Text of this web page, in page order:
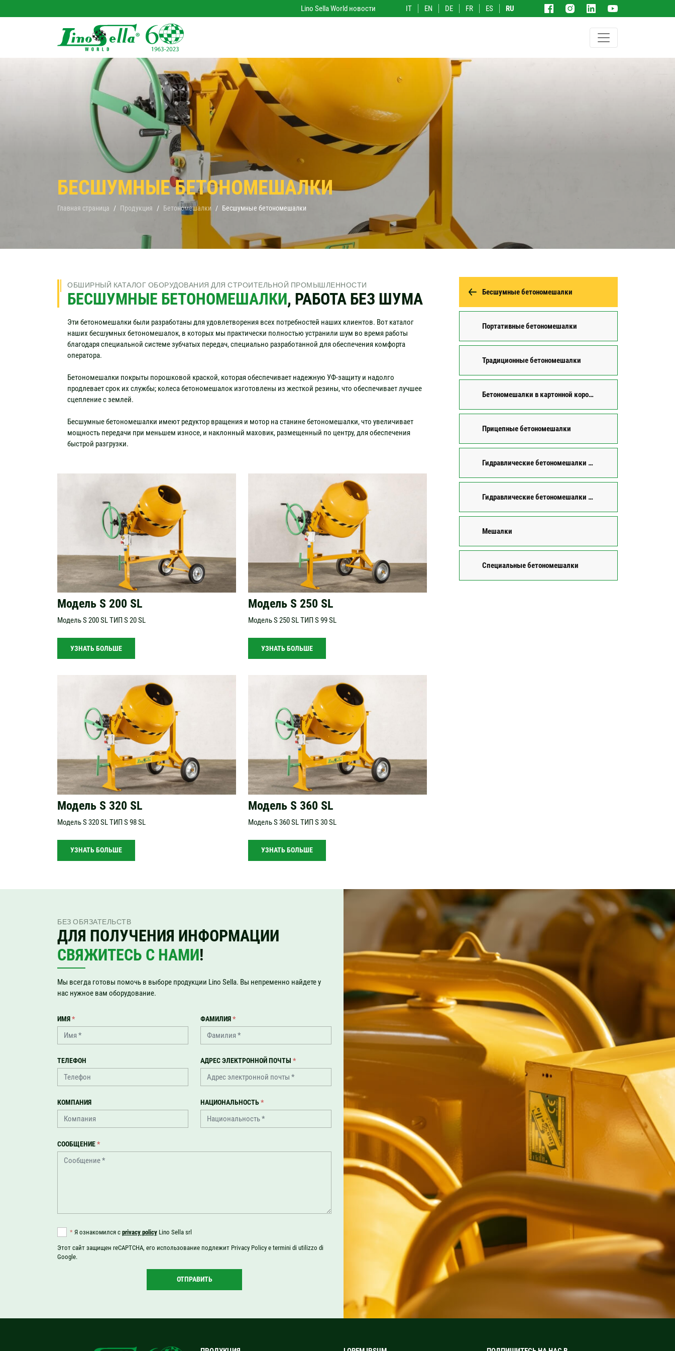
Lino Sella World новости IT EN DE FR ES RU
БЕСШУМНЫЕ БЕТОНОМЕШАЛКИ
Главная страница Продукция Бетономешалки Бесшумные бетономешалки
ОБШИРНЫЙ КАТАЛОГ ОБОРУДОВАНИЯ ДЛЯ СТРОИТЕЛЬНОЙ ПРОМЫШЛЕННОСТИ
БЕСШУМНЫЕ БЕТОНОМЕШАЛКИ, РАБОТА БЕЗ ШУМА
Эти бетономешалки были разработаны для удовлетворения всех потребностей наших клиентов. Вот каталог
наших бесшумных бетономешалок, в которых мы практически полностью устранили шум во время работы
благодаря специальной системе зубчатых передач, специально разработанной для обеспечения комфорта
оператора.
Бетономешалки покрыты порошковой краской, которая обеспечивает надежную УФ-защиту и надолго
продлевает срок их службы; колеса бетономешалок изготовлены из жесткой резины, что обеспечивает лучшее
сцепление с землей.
Бесшумные бетономешалки имеют редуктор вращения и мотор на станине бетономешалки, что увеличивает
мощность передачи при меньшем износе, и наклонный маховик, размещенный по центру, для обеспечения
быстрой разгрузки.
Модель S 200 SL
Модель S 200 SL ТИП S 20 SL
УЗНАТЬ БОЛЬШЕ
Модель S 250 SL
Модель S 250 SL ТИП S 99 SL
УЗНАТЬ БОЛЬШЕ
Модель S 320 SL
Модель S 320 SL ТИП S 98 SL
УЗНАТЬ БОЛЬШЕ
Модель S 360 SL
Модель S 360 SL ТИП S 30 SL
УЗНАТЬ БОЛЬШЕ
Бесшумные бетономешалки
Портативные бетономешалки
Традиционные бетономешалки
Бетономешалки в картонной коробке
Прицепные бетономешалки
Гидравлические бетономешалки c реверсивным барабаном
Гидравлические бетономешалки с опрокидывающимся барабаном
Мешалки
Специальные бетономешалки
БЕЗ ОБЯЗАТЕЛЬСТВ
ДЛЯ ПОЛУЧЕНИЯ ИНФОРМАЦИИ
СВЯЖИТЕСЬ С НАМИ!
Мы всегда готовы помочь в выборе продукции Lino Sella. Вы непременно найдете у
нас нужное вам оборудование.
ИМЯ* ФАМИЛИЯ*
ТЕЛЕФОН АДРЕС ЭЛЕКТРОННОЙ ПОЧТЫ *
КОМПАНИЯ НАЦИОНАЛЬНОСТЬ*
СООБЩЕНИЕ*
*Я ознакомился с privacy policyLino Sella srl
Этот сайт защищен reCAPTCHA, его использование подлежит Privacy Policy e termini di utilizzo di
Google.
ОТПРАВИТЬ